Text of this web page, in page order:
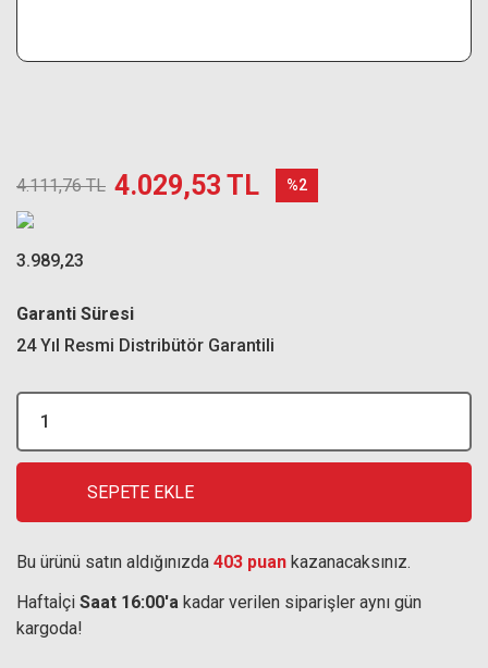
4.111,76 TL 4.029,53 TL %2
3.989,23
Garanti Süresi
24 Yıl Resmi Distribütör Garantili
SEPETE EKLE
Bu ürünü satın aldığınızda 403 puan kazanacaksınız.
Haftaİçi Saat 16:00'a kadar verilen siparişler aynı gün
kargoda!